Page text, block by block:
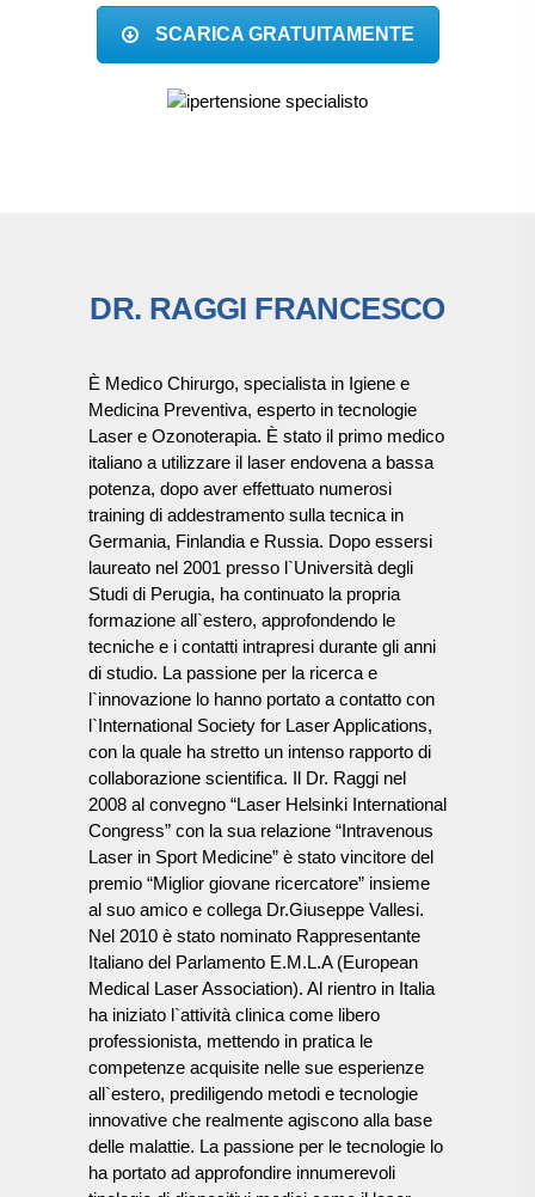
SCARICA GRATUITAMENTE
DR. RAGGI FRANCESCO
È Medico Chirurgo, specialista in Igiene e
Medicina Preventiva, esperto in tecnologie
Laser e Ozonoterapia. È stato il primo medico
italiano a utilizzare il laser endovena a bassa
potenza, dopo aver effettuato numerosi
training di addestramento sulla tecnica in
Germania, Finlandia e Russia. Dopo essersi
laureato nel 2001 presso l`Università degli
Studi di Perugia, ha continuato la propria
formazione all`estero, approfondendo le
tecniche e i contatti intrapresi durante gli anni
di studio. La passione per la ricerca e
l`innovazione lo hanno portato a contatto con
l`International Society for Laser Applications,
con la quale ha stretto un intenso rapporto di
collaborazione scientifica. Il Dr. Raggi nel
2008 al convegno “Laser Helsinki International
Congress” con la sua relazione “Intravenous
Laser in Sport Medicine” è stato vincitore del
premio “Miglior giovane ricercatore” insieme
al suo amico e collega Dr.Giuseppe Vallesi.
Nel 2010 è stato nominato Rappresentante
Italiano del Parlamento E.M.L.A (European
Medical Laser Association). Al rientro in Italia
ha iniziato l`attività clinica come libero
professionista, mettendo in pratica le
competenze acquisite nelle sue esperienze
all`estero, prediligendo metodi e tecnologie
innovative che realmente agiscono alla base
delle malattie. La passione per le tecnologie lo
ha portato ad approfondire innumerevoli